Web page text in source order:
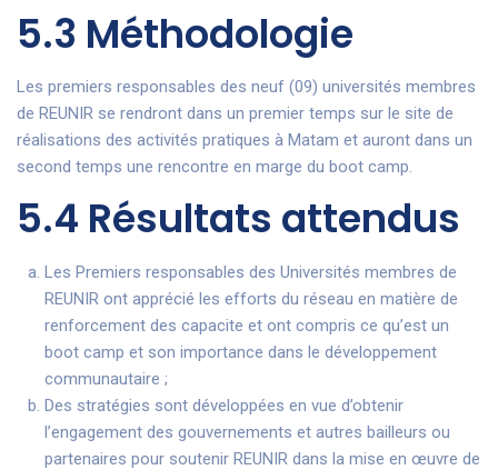
5.3 Méthodologie
Les premiers responsables des neuf (09) universités membres
de REUNIR se rendront dans un premier temps sur le site de
réalisations des activités pratiques à Matam et auront dans un
second temps une rencontre en marge du boot camp.
5.4 Résultats attendus
Les Premiers responsables des Universités membres de
REUNIR ont apprécié les efforts du réseau en matière de
renforcement des capacite et ont compris ce qu’est un
boot camp et son importance dans le développement
communautaire ;
Des stratégies sont développées en vue d’obtenir
l’engagement des gouvernements et autres bailleurs ou
partenaires pour soutenir REUNIR dans la mise en œuvre de